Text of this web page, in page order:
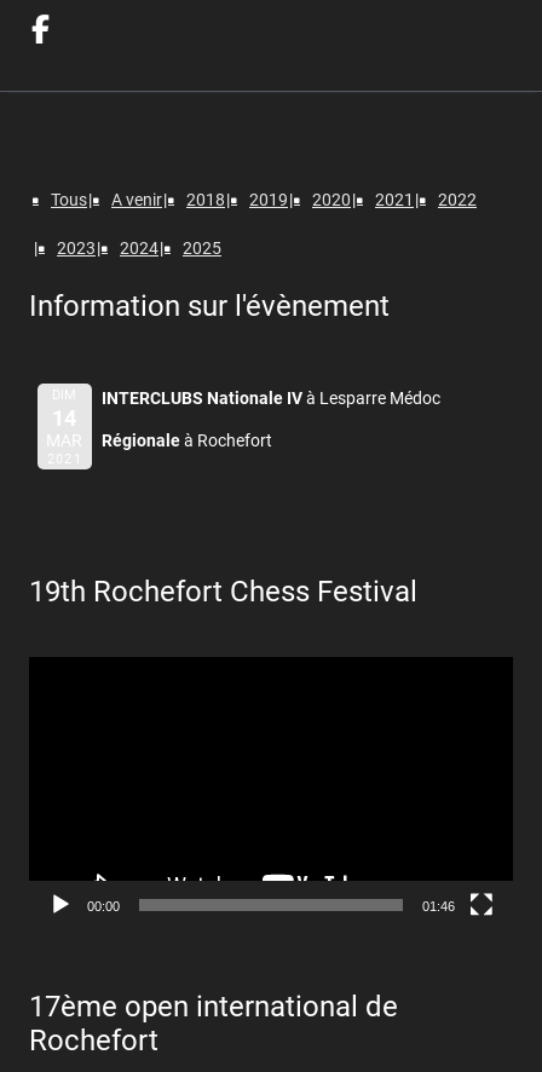
Tous A venir 2018 2019 2020 2021 2022
2023 2024 2025
Information sur l'évènement
DIM
14
MAR
2021
INTERCLUBS Nationale IVà Lesparre Médoc
Régionaleà Rochefort
19th Rochefort Chess Festival
00:00 01:46
17ème open international de
Rochefort